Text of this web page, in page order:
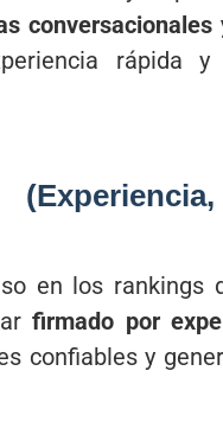
rápida y
en los rankings
firmado por
confiables y